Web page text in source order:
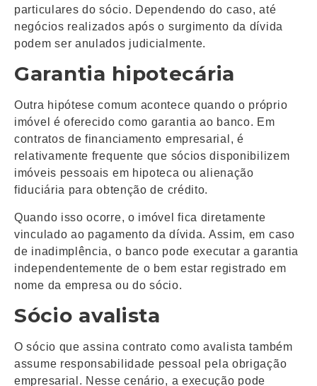
particulares do sócio. Dependendo do caso, até
negócios realizados após o surgimento da dívida
podem ser anulados judicialmente.
Garantia hipotecária
Outra hipótese comum acontece quando o próprio
imóvel é oferecido como garantia ao banco. Em
contratos de financiamento empresarial, é
relativamente frequente que sócios disponibilizem
imóveis pessoais em hipoteca ou alienação
fiduciária para obtenção de crédito.
Quando isso ocorre, o imóvel fica diretamente
vinculado ao pagamento da dívida. Assim, em caso
de inadimplência, o banco pode executar a garantia
independentemente de o bem estar registrado em
nome da empresa ou do sócio.
Sócio avalista
O sócio que assina contrato como avalista também
assume responsabilidade pessoal pela obrigação
empresarial. Nesse cenário, a execução pode